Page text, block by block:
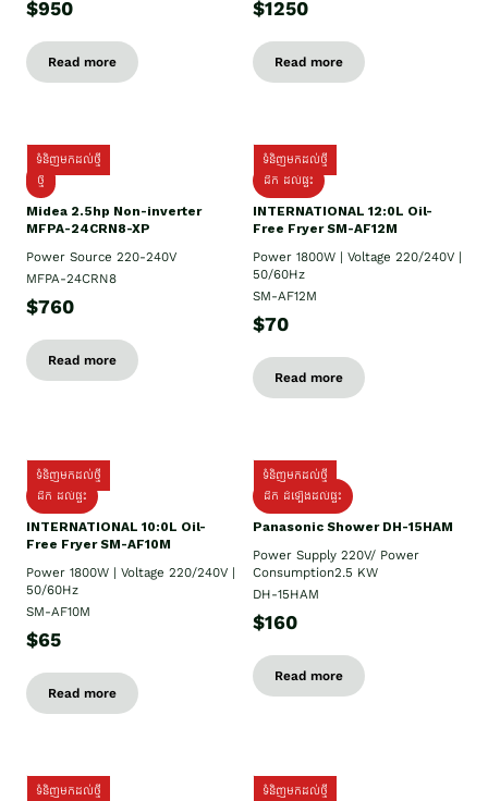
$950
Read more
$1250
Read more
ទំនិញមកដល់ថ្មី
ថ្មី
Midea 2.5hp Non-inverter
MFPA-24CRN8-XP
Power Source 220-240V
MFPA-24CRN8
$760
Read more
ទំនិញមកដល់ថ្មី
ដឹក​ ដល់ផ្ទះ
INTERNATIONAL 12:0L Oil-
Free Fryer SM-AF12M
Power 1800W | Voltage 220/240V |
50/60Hz
SM-AF12M
$70
Read more
ទំនិញមកដល់ថ្មី
ដឹក ដល់ផ្ទះ
INTERNATIONAL 10:0L Oil-
Free Fryer SM-AF10M
Power 1800W | Voltage 220/240V |
50/60Hz
SM-AF10M
$65
Read more
ទំនិញមកដល់ថ្មី
ដឹក ដំឡើងដល់ផ្ទះ
Panasonic Shower DH-15HAM
Power Supply​ 220V/ Power
Consumption2.5 KW
DH-15HAM
$160
Read more
ទំនិញមកដល់ថ្មី
ទំនិញមកដល់ថ្មី